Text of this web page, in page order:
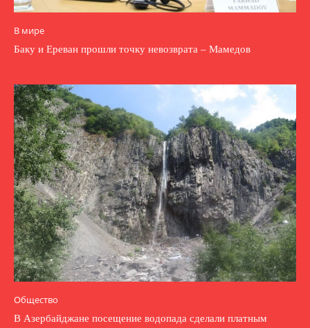
В мире
Баку и Ереван прошли точку невозврата – Мамедов
Общество
В Азербайджане посещение водопада сделали платным